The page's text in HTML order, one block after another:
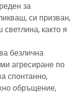
за
си призван,
както я
безлична
агресиране по
спонтанно,
обръщение,